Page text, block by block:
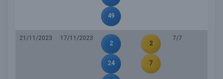
49
21/11/2023
17/11/2023
2
24
2
7
7/7